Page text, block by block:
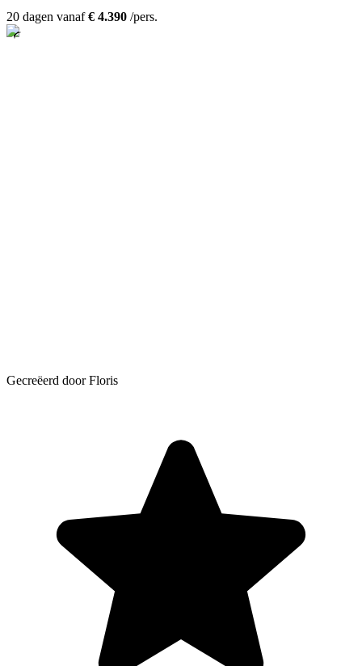
20 dagen vanaf€ 4.390 /pers.
Gecreëerd door Floris